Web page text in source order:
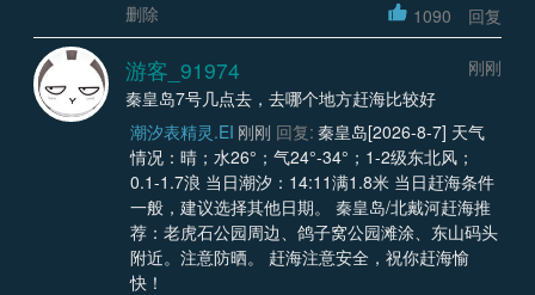
删除
1090 回复
游客_91974
刚刚
秦皇岛7号几点去，去哪个地方赶海比较好
潮汐表精灵.EI 刚刚 回复: 秦皇岛[2026-8-7] 天气
情况：晴；水26°；气24°-34°；1-2级东北风；
0.1-1.7浪 当日潮汐：14:11满1.8米 当日赶海条件
一般，建议选择其他日期。 秦皇岛/北戴河赶海推
荐：老虎石公园周边、鸽子窝公园滩涂、东山码头
附近。注意防晒。 赶海注意安全，祝你赶海愉
快！